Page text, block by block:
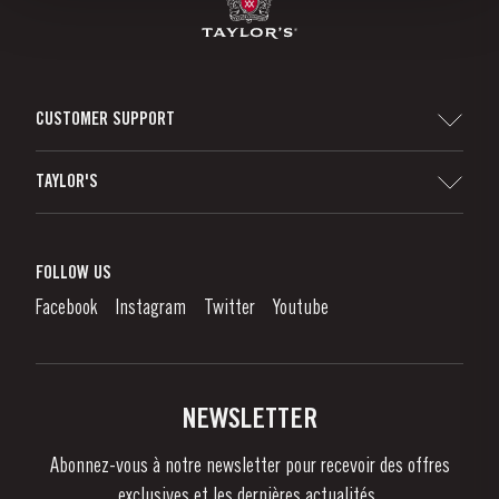
CUSTOMER SUPPORT
Denunciation Platform
Liens
TAYLOR'S
Qu'est-Ce Que Le Vin De Porto?
Déguster le Porto
Nouvelles
FOLLOW US
Facebook Instagram Twitter Youtube
NEWSLETTER
Abonnez-vous à notre newsletter pour recevoir des offres